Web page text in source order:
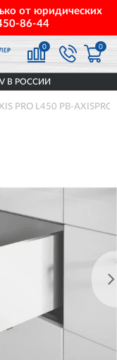
от юридических
86-44
0 0
В РОССИИ
PRO L450 PB-